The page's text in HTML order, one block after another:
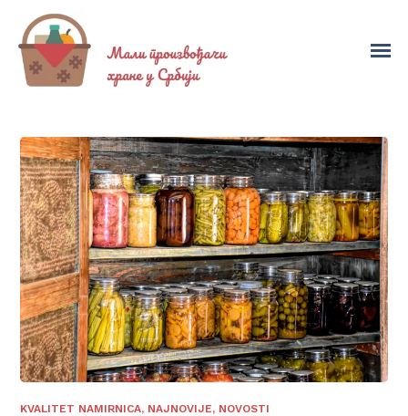
KVALITET NAMIRNICA, NAJNOVIJE, NOVOSTI